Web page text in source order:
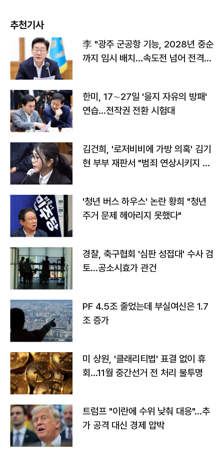
추천기사
李 "광주 군공항 기능, 2028년 중순
까지 임시 배치…속도전 넘어 전격
한미, 17∼27일 '을지 자유의 방패'
연습…전작권 전환 시험대
김건희, '로저비비에 가방 의혹' 김기
현 부부 재판서 "범죄 연상시키지 말
'청년 버스 하우스' 논란 황희 "청년
주거 문제 헤아리지 못했다"
경찰, 축구협회 '심판 성접대' 수사 검
토…공소시효가 관건
PF 4.5조 줄었는데 부실여신은 1.7
조 증가
미 상원, '클래리티법' 표결 없이 휴
회…11월 중간선거 전 처리 불투명
트럼프 "이란에 수위 낮춰 대응"…추
가 공격 대신 경제 압박